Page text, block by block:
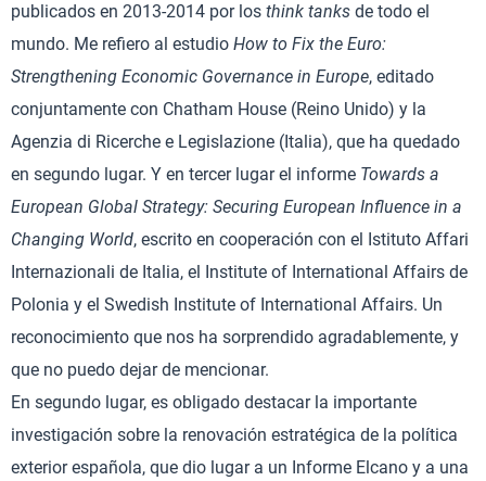
publicados en 2013-2014 por los think tanks de todo el
mundo. Me refiero al estudio How to Fix the Euro:
Strengthening Economic Governance in Europe, editado
conjuntamente con Chatham House (Reino Unido) y la
Agenzia di Ricerche e Legislazione (Italia), que ha quedado
en segundo lugar. Y en tercer lugar el informe Towards a
European Global Strategy: Securing European Influence in a
Changing World, escrito en cooperación con el Istituto Affari
Internazionali de Italia, el Institute of International Affairs de
Polonia y el Swedish Institute of International Affairs. Un
reconocimiento que nos ha sorprendido agradablemente, y
que no puedo dejar de mencionar.
En segundo lugar, es obligado destacar la importante
investigación sobre la renovación estratégica de la política
exterior española, que dio lugar a un Informe Elcano y a una